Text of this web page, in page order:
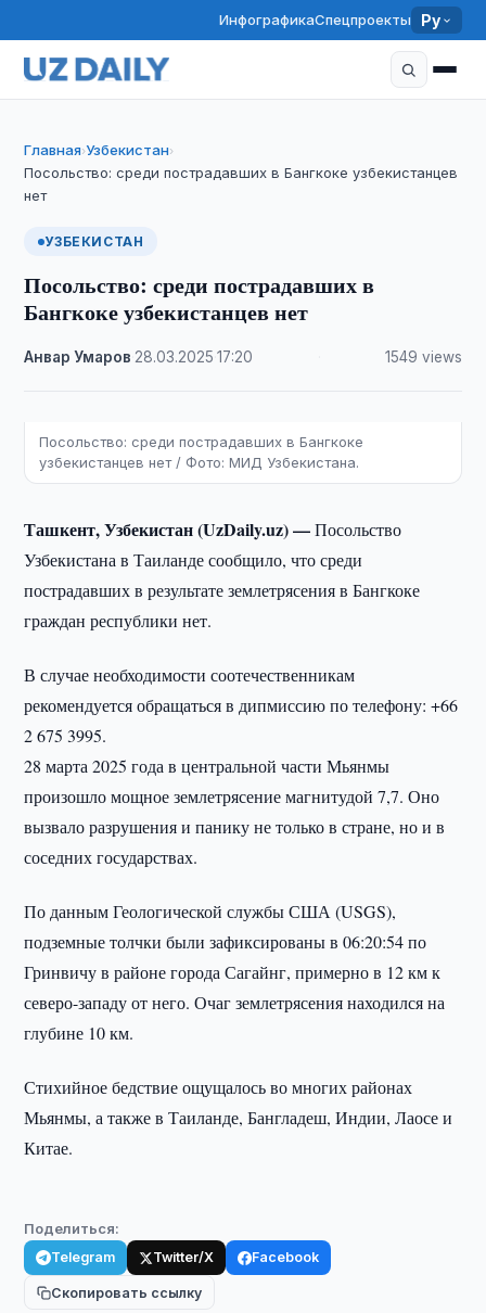
ИнфографикаСпецпроекты Ру
Главная›Узбекистан›
Посольство: среди пострадавших в Бангкоке узбекистанцев
нет
УЗБЕКИСТАН
Посольство: среди пострадавших в
Бангкоке узбекистанцев нет
Анвар Умаров 28.03.2025 ·17:20 1549 views
Посольство: среди пострадавших в Бангкоке
узбекистанцев нет / Фото: МИД Узбекистана.
Ташкент, Узбекистан (UzDaily.uz) —Посольство
Узбекистана в Таиланде сообщило, что среди
пострадавших в результате землетрясения в Бангкоке
граждан республики нет.
В случае необходимости соотечественникам
рекомендуется обращаться в дипмиссию по телефону: +66
2 675 3995.
28 марта 2025 года в центральной части Мьянмы
произошло мощное землетрясение магнитудой 7,7. Оно
вызвало разрушения и панику не только в стране, но и в
соседних государствах.
По данным Геологической службы США (USGS),
подземные толчки были зафиксированы в 06:20:54 по
Гринвичу в районе города Сагайнг, примерно в 12 км к
северо-западу от него. Очаг землетрясения находился на
глубине 10 км.
Стихийное бедствие ощущалось во многих районах
Мьянмы, а также в Таиланде, Бангладеш, Индии, Лаосе и
Китае.
Поделиться:
Telegram Twitter/X Facebook
Скопировать ссылку